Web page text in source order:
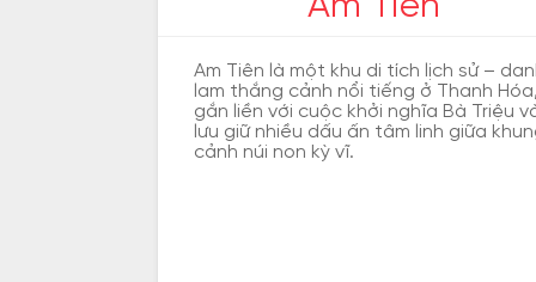
Am Tiên là một khu di tích lịch sử –
lam thắng cảnh nổi tiếng ở Thanh Hóa,
gắn liền với cuộc khởi nghĩa Bà Triệu
lưu giữ nhiều dấu ấn tâm linh giữa
cảnh núi non kỳ vĩ.